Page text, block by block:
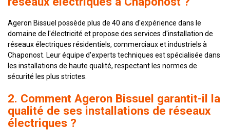
Ageron Bissuel possède plus de 40 ans d'expérience dans le
domaine de l'électricité et propose des services d'installation de
réseaux électriques résidentiels, commerciaux et industriels à
Chaponost. Leur équipe d'experts techniques est spécialisée dans
les installations de haute qualité, respectant les normes de
sécurité les plus strictes.
2. Comment Ageron Bissuel garantit-il la
qualité de ses installations de réseaux
électriques ?